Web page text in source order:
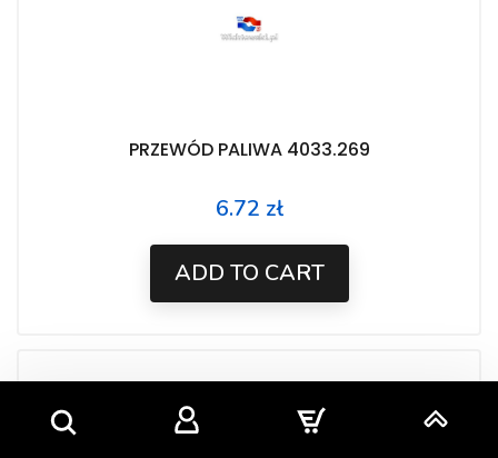
PRZEWÓD PALIWA 4033.269
Price
6.72 zł
ADD TO CART